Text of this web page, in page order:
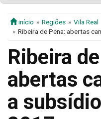
início Regiões
Vila Real
Ribeira de Pena: abertas
Ribeira
abertas
a